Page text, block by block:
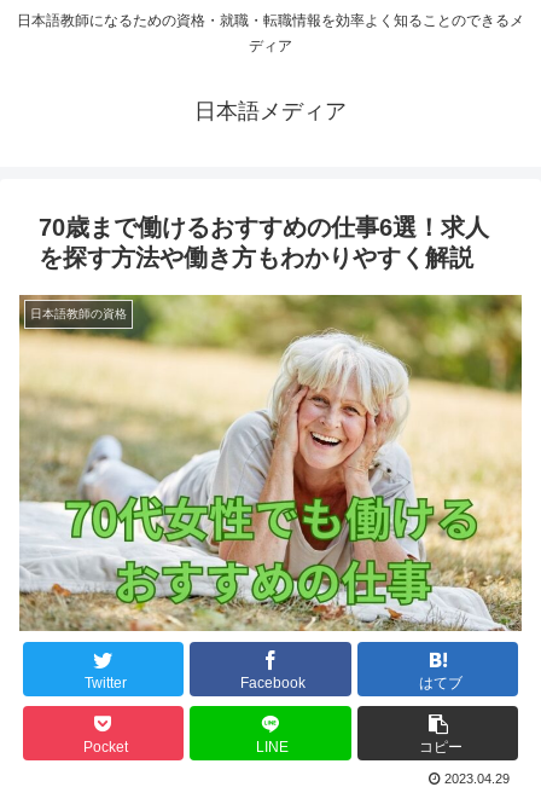
日本語教師になるための資格・就職・転職情報を効率よく知ることのできるメ
ディア
日本語メディア
70歳まで働けるおすすめの仕事6選！求人
を探す方法や働き方もわかりやすく解説
日本語教師の資格
Twitter Facebook はてブ
Pocket LINE コピー
2023.04.29